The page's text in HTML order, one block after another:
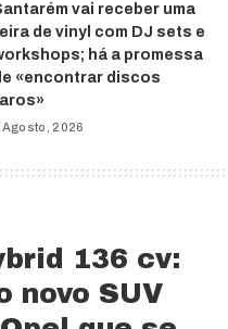
vai receber uma
de vinyl com DJ sets e
há a promessa
«encontrar discos
Agosto, 2026
136 cv:
novo SUV